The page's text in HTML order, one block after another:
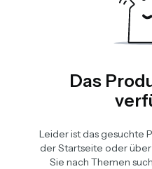
Das
Leider ist das gesuchte
der Startseite oder
Sie nach Themen